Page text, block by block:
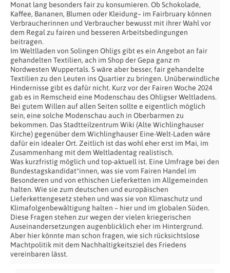
Monat lang besonders fair zu konsumieren. Ob Schokolade,
Kaffee, Bananen, Blumen oder Kleidung– im Fairbruary können
Verbraucherinnen und Verbraucher bewusst mit ihrer Wahl vor
dem Regal zu fairen und besseren Arbeitsbedingungen
beitragen.
Im Weltlladen von Solingen Ohligs gibt es ein Angebot an fair
gehandelten Textilien, ach im Shop der Gepa ganz m
Nordwesten Wuppertals. S wäre aber besser, fair gehandelte
Textilien zu den Leuten ins Quartier zu bringen. Unüberwindliche
Hindernisse gibt es dafür nicht. Kurz vor der Fairen Woche 2024
gab es in Remscheid eine Modenschau des Ohligser Weltladens.
Bei gutem Willen auf allen Seiten sollte e eigentlich möglich
sein, eine solche Modenschau auch in Oberbarmen zu
bekommen. Das Stadtteilzentrum Wiki (Alte Wichlinghauser
Kirche) gegenüber dem Wichlinghauser Eine-Welt-Laden wäre
dafür ein idealer Ort. Zeitlich ist das wohl eher erst im Mai, im
Zusammenhang mit dem Weltladentag realistisch.
Was kurzfristig möglich und top-aktuell ist. Eine Umfrage bei den
Bundestagskandidat*innen, was sie vom Fairen Handel im
Besonderen und von ethischen Lieferketten im Allgemeinden
halten. Wie sie zum deutschen und europäischen
Lieferkettengesetz stehen und was sie von Klimaschutz und
Klimafolgenbewältigung halten – hier und im globalen Süden.
Diese Fragen stehen zur wegen der vielen kriegerischen
Auseinandersetzungen augenblicklich eher im Hintergrund.
Aber hier könnte man schon fragen, wie sich rücksichtslose
Machtpolitik mit dem Nachhaltigkeitsziel des Friedens
vereinbaren lässt.